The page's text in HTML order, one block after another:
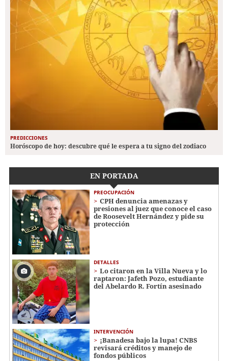
PREDICCIONES
Horóscopo de hoy: descubre qué le espera a tu signo del zodiaco
EN PORTADA
PREOCUPACIÓN
CPH denuncia amenazas y
presiones al juez que conoce el caso
de Roosevelt Hernández y pide su
protección
DETALLES
Lo citaron en la Villa Nueva y lo
raptaron: Jafeth Pozo, estudiante
del Abelardo R. Fortín asesinado
INTERVENCIÓN
¡Banadesa bajo la lupa! CNBS
revisará créditos y manejo de
fondos públicos